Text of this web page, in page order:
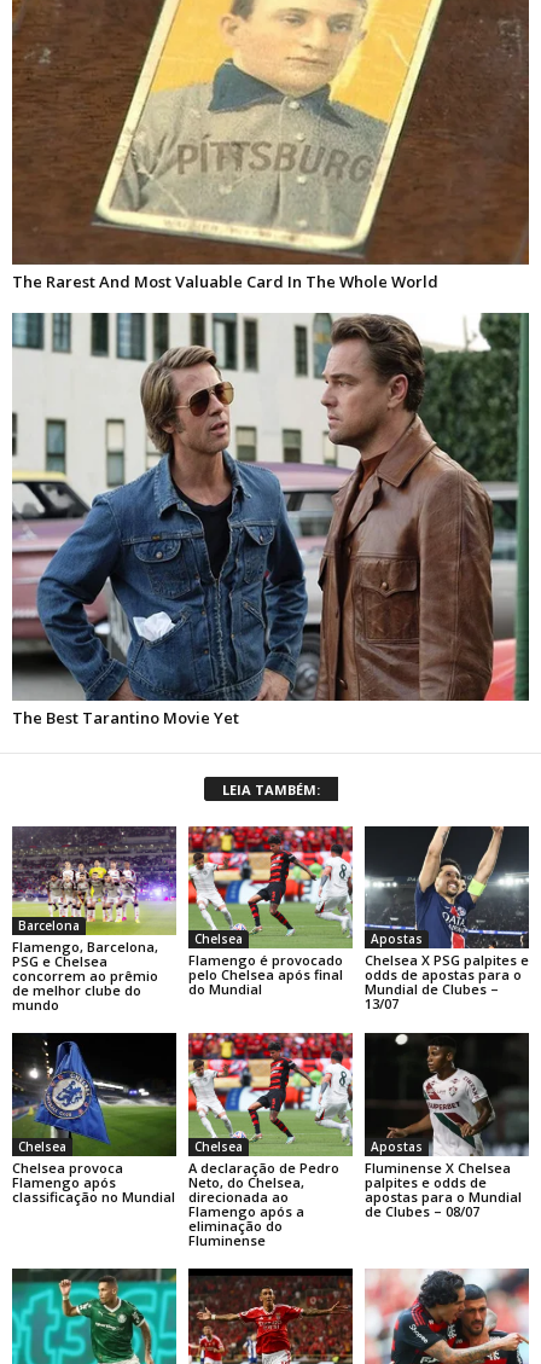
LEIA TAMBÉM:
Barcelona
Flamengo, Barcelona,
PSG e Chelsea
concorrem ao prêmio
de melhor clube do
mundo
Chelsea
Flamengo é provocado
pelo Chelsea após final
do Mundial
Apostas
Chelsea X PSG palpites e
odds de apostas para o
Mundial de Clubes –
13/07
Chelsea
Chelsea provoca
Flamengo após
classificação no Mundial
Chelsea
A declaração de Pedro
Neto, do Chelsea,
direcionada ao
Flamengo após a
eliminação do
Fluminense
Apostas
Fluminense X Chelsea
palpites e odds de
apostas para o Mundial
de Clubes – 08/07